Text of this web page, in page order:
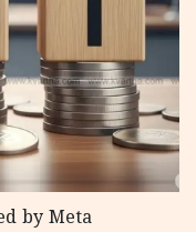
by Meta